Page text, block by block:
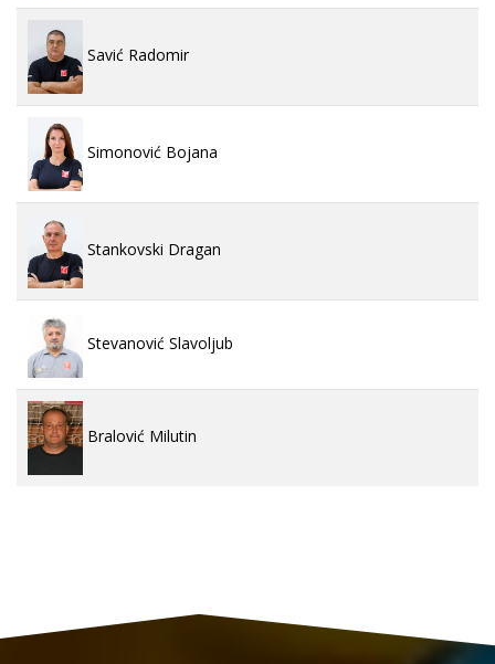
Savić Radomir
Simonović Bojana
Stankovski Dragan
Stevanović Slavoljub
Bralović Milutin